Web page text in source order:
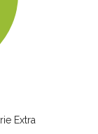
Extra